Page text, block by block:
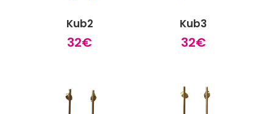
Kub2
32€
Kub3
32€